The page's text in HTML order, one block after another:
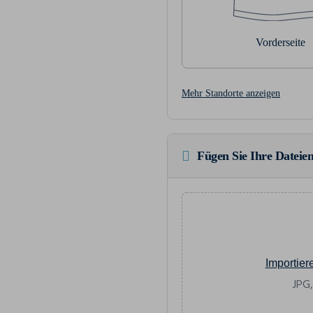
Vorderseite
Mehr Standorte anzeigen
Fügen Sie Ihre